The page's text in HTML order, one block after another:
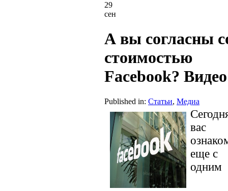
29
сен
А вы согласны
стоимостью
Facebook? Видео
Published in: Статьи, Медиа
вас
еще с
одним